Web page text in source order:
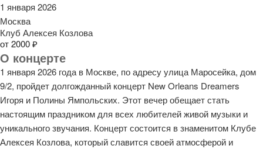
1 января 2026
Москва
Клуб Алексея Козлова
от 2000 ₽
О концерте
1 января 2026 года в Москве, по адресу улица Маросейка, дом
9/2, пройдет долгожданный концерт New Orleans Dreamers
Игоря и Полины Ямпольских. Этот вечер обещает стать
настоящим праздником для всех любителей живой музыки и
уникального звучания. Концерт состоится в знаменитом Клубе
Алексея Козлова, который славится своей атмосферой и